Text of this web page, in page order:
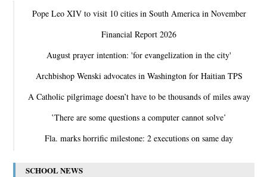
Pope Leo XIV to visit 10 cities in South America in November
Financial Report 2026
August prayer intention: 'for evangelization in the city'
Archbishop Wenski advocates in Washington for Haitian TPS
A Catholic pilgrimage doesn’t have to be thousands of miles away
‛There are some questions a computer cannot solve’
Fla. marks horrific milestone: 2 executions on same day
SCHOOL NEWS